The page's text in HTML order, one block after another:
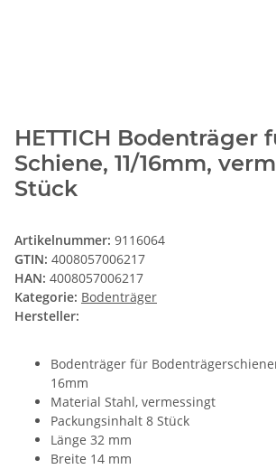
HETTICH Bodenträger
Schiene, 11/16mm,
Stück
Artikelnummer: 9116064
GTIN: 4008057006217
HAN: 4008057006217
Kategorie: Bodenträger
Hersteller:
Bodenträger für
16mm
Material Stahl, vermessingt
Packungsinhalt 8 Stück
Länge 32 mm
Breite 14 mm